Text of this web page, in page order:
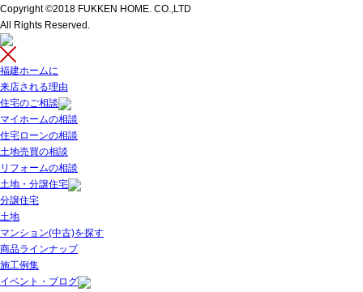
Copyright ©2018 FUKKEN HOME. CO.,LTD
All Rights Reserved.
福建ホームに
来店される理由
住宅のご相談
マイホームの相談
住宅ローンの相談
土地売買の相談
リフォームの相談
土地・分譲住宅
分譲住宅
土地
マンション(中古)を探す
商品ラインナップ
施工例集
イベント・ブログ